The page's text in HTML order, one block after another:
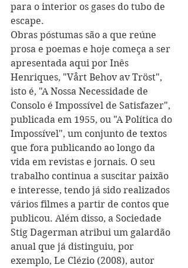
para o interior os gases do tubo de
escape.
Obras póstumas são a que reúne
prosa e poemas e hoje começa a ser
apresentada aqui por Inês
Henriques, "Vårt Behov av Tröst",
isto é, "A Nossa Necessidade de
Consolo é Impossível de Satisfazer",
publicada em 1955, ou "A Política do
Impossível", um conjunto de textos
que fora publicando ao longo da
vida em revistas e jornais. O seu
trabalho continua a suscitar paixão
e interesse, tendo já sido realizados
vários filmes a partir de contos que
publicou. Além disso, a Sociedade
Stig Dagerman atribui um galardão
anual que já distinguiu, por
exemplo, Le Clézio (2008), autor